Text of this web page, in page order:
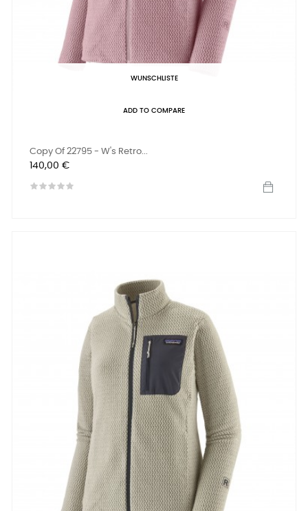
WUNSCHLISTE
ADD TO COMPARE
Copy Of 22795 - W's Retro...
Preis
140,00 €